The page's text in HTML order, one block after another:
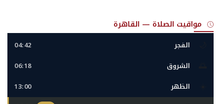
مقالات
مجتمع البترول
دليل شركات البترول المصرية
مواقيت الصلاة — القاهرة
الفجر 04:42
الشروق 06:18
الظهر 13:00